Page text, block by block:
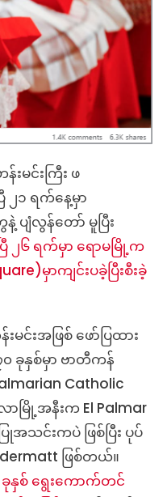
မင်းကြီး ဖ
၂၁ ရက်နေ့မှာ
ပျံလွန်တော် မူပြီး
၂၆ ရက်မှာ ရောမမြို့က
မှာကျင်းပခဲ့ပြီးစီးခဲ့
းအဖြစ် ဖော်ပြထား
ခုနှစ်မှာ ဗာတီကန်
Catholic
ာမြို့အနီးက El Palmar
အသင်းကပဲ ဖြစ်ပြီး ပုပ်
ဖြစ်တယ်။
ခုနှစ် ရွေးကောက်တင်